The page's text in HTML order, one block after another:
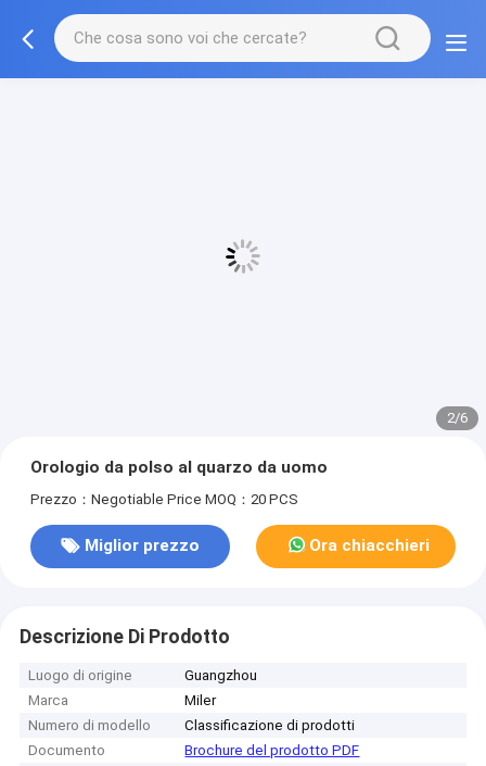
2/6
Orologio da polso al quarzo da uomo
Prezzo：Negotiable Price MOQ：20 PCS
Miglior prezzo Ora chiacchieri
Descrizione Di Prodotto
Luogo di origine
Guangzhou
Marca
Miler
Numero di modello
Classificazione di prodotti
Documento
Brochure del prodotto PDF